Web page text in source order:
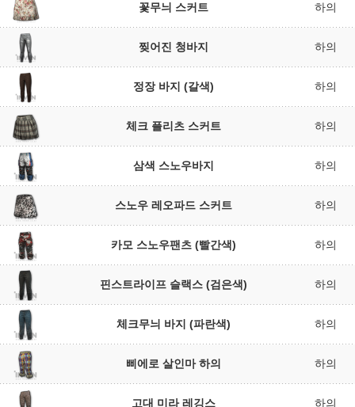
꽃무늬 스커트 하의
찢어진 청바지 하의
정장 바지 (갈색) 하의
체크 플리츠 스커트 하의
삼색 스노우바지 하의
스노우 레오파드 스커트 하의
카모 스노우팬츠 (빨간색) 하의
핀스트라이프 슬랙스 (검은색) 하의
체크무늬 바지 (파란색) 하의
삐에로 살인마 하의 하의
고대 미라 레깅스 하의